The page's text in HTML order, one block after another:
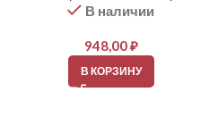
В наличии
948,00₽
В КОРЗИНУ